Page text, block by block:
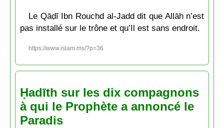
Le Qāḍī Ibn Rouchd al-Jadd dit que Allāh n’est
pas installé sur le trône et qu’Il est sans endroit.
https://www.islam.ms/?p=36
Ḥadīth sur les dix compagnons
à qui le Prophète a annoncé le
Paradis